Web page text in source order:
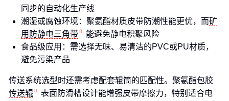
同步的自动化生产线
潮湿或腐蚀环境：聚氨酯材质皮带防潮性能更优，而矿
用防静电三角带
能避免静电积聚风险
食品级应用：需选择无味、易清洁的PVC或PU材质，
避免污染产品
传送系统选型时还需考虑配套辊筒的匹配性。聚氨酯包胶
传送辊
表面防滑槽设计能增强皮带摩擦力，特别适合电